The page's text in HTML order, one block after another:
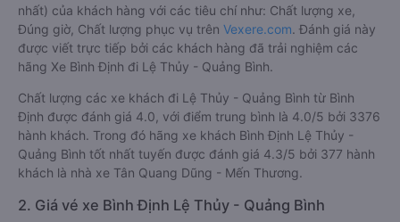
nhất) của khách hàng với các tiêu chí như: Chất lượng xe,
Đúng giờ, Chất lượng phục vụ trên Vexere.com. Đánh giá này
được viết trực tiếp bởi các khách hàng đã trải nghiệm các
hãng Xe Bình Định đi Lệ Thủy - Quảng Bình.
Chất lượng các xe khách đi Lệ Thủy - Quảng Bình từ Bình
Định được đánh giá 4.0, với điểm trung bình là 4.0/5 bởi 3376
hành khách. Trong đó hãng xe khách Bình Định Lệ Thủy -
Quảng Bình tốt nhất tuyến được đánh giá 4.3/5 bởi 377 hành
khách là nhà xe Tân Quang Dũng - Mến Thương.
2. Giá vé xe Bình Định Lệ Thủy - Quảng Bình